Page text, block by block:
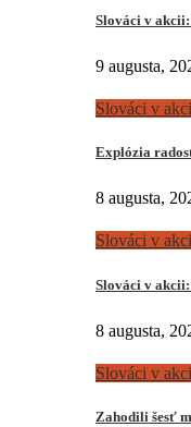
Slováci v akcii:
9 augusta,
Slováci v
Explózia
8 augusta,
Slováci v
Slováci v akcii:
8 augusta,
Slováci v
Zahodili šesť